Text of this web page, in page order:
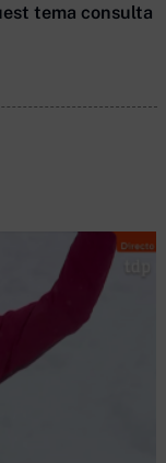
tema consulta